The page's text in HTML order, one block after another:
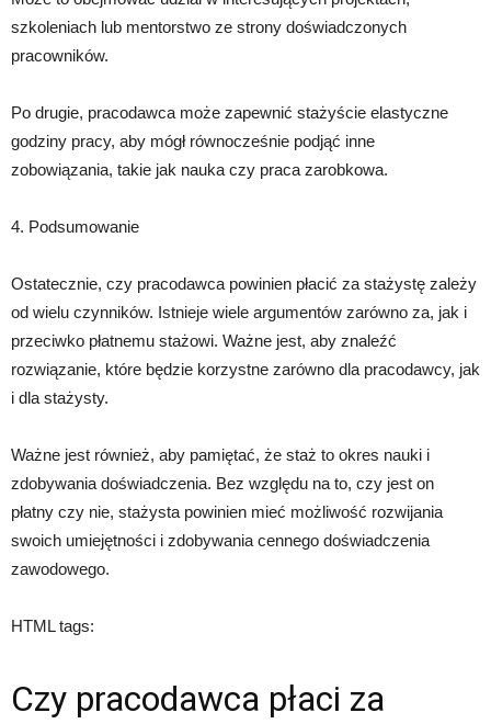
szkoleniach lub mentorstwo ze strony doświadczonych
pracowników.
Po drugie, pracodawca może zapewnić stażyście elastyczne
godziny pracy, aby mógł równocześnie podjąć inne
zobowiązania, takie jak nauka czy praca zarobkowa.
4. Podsumowanie
Ostatecznie, czy pracodawca powinien płacić za stażystę zależy
od wielu czynników. Istnieje wiele argumentów zarówno za, jak i
przeciwko płatnemu stażowi. Ważne jest, aby znaleźć
rozwiązanie, które będzie korzystne zarówno dla pracodawcy, jak
i dla stażysty.
Ważne jest również, aby pamiętać, że staż to okres nauki i
zdobywania doświadczenia. Bez względu na to, czy jest on
płatny czy nie, stażysta powinien mieć możliwość rozwijania
swoich umiejętności i zdobywania cennego doświadczenia
zawodowego.
HTML tags:
Czy pracodawca płaci za